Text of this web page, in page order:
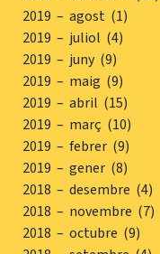
2019 – agost (1)
2019 – juliol (4)
2019 – juny (9)
2019 – maig (9)
2019 – abril (15)
2019 – març (10)
2019 – febrer (9)
2019 – gener (8)
2018 – desembre (4)
2018 – novembre (7)
2018 – octubre (9)